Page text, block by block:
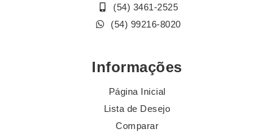
(54) 3461-2525
(54) 99216-8020
Informações
Página Inicial
Lista de Desejo
Comparar